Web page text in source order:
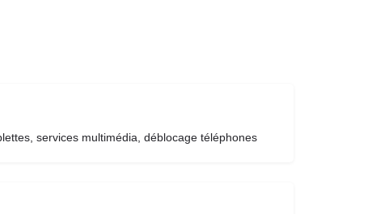
services multimédia, déblocage téléphones